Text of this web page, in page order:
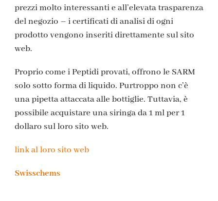
prezzi molto interessanti e all’elevata trasparenza
del negozio – i certificati di analisi di ogni
prodotto vengono inseriti direttamente sul sito
web.
Proprio come i Peptidi provati, offrono le SARM
solo sotto forma di liquido. Purtroppo non c’è
una pipetta attaccata alle bottiglie. Tuttavia, è
possibile acquistare una siringa da 1 ml per 1
dollaro sul loro sito web.
link al loro sito web
Swisschems